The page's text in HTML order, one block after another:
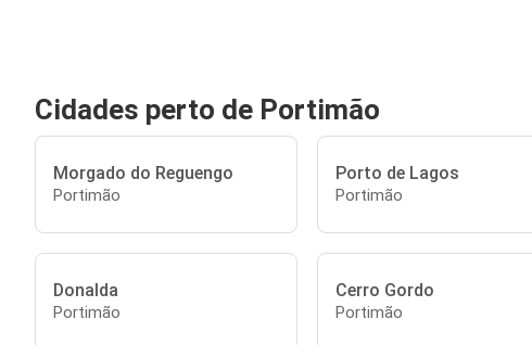
Cidades perto de Portimão
Morgado do Reguengo
Portimão
Porto de Lagos
Portimão
Donalda
Portimão
Cerro Gordo
Portimão